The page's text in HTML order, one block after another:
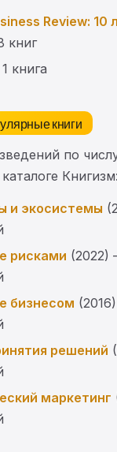
Review: 10
книг
книга
книги
по
Книгизм:
и экосистемы
рисками (2022)
бизнесом
решений
маркетинг